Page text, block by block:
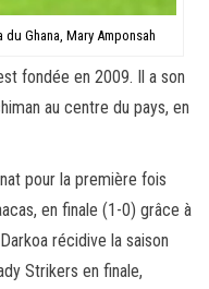
du Ghana, Mary Amponsah
fondée en 2009. Il a son
au centre du pays, en
pour la première fois
en finale (1-0) grâce à
récidive la saison
Strikers en finale,